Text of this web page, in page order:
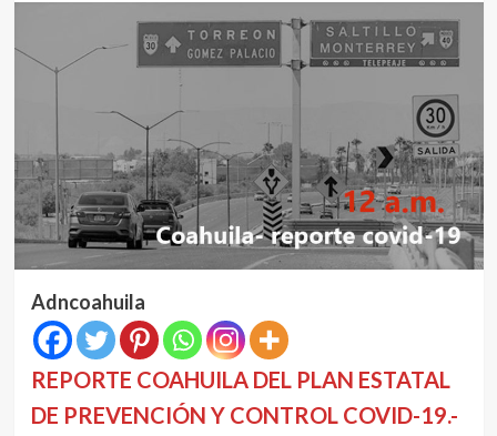
Adncoahuila
REPORTE COAHUILA DEL PLAN ESTATAL
DE PREVENCIÓN Y CONTROL COVID-19.-